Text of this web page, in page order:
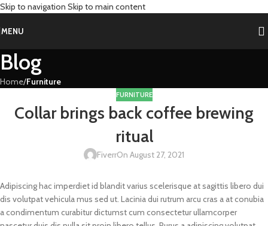
Skip to navigation Skip to main content
MENU
Blog
Home/Furniture
FURNITURE
Collar brings back coffee brewing
ritual
FiverrOn August 27, 2021
Adipiscing hac imperdiet id blandit varius scelerisque at sagittis libero dui
dis volutpat vehicula mus sed ut. Lacinia dui rutrum arcu cras a at conubia
a condimentum curabitur dictumst cum consectetur ullamcorper